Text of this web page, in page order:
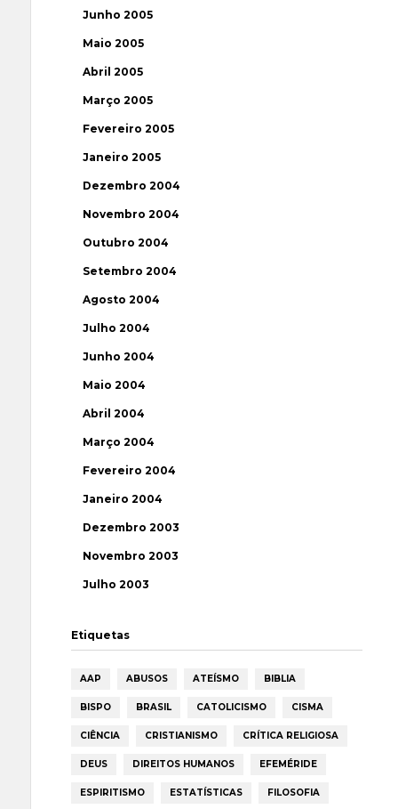
Junho 2005
Maio 2005
Abril 2005
Março 2005
Fevereiro 2005
Janeiro 2005
Dezembro 2004
Novembro 2004
Outubro 2004
Setembro 2004
Agosto 2004
Julho 2004
Junho 2004
Maio 2004
Abril 2004
Março 2004
Fevereiro 2004
Janeiro 2004
Dezembro 2003
Novembro 2003
Julho 2003
Etiquetas
AAP ABUSOS ATEÍSMO BIBLIA
BISPO BRASIL CATOLICISMO CISMA
CIÊNCIA CRISTIANISMO CRÍTICA RELIGIOSA
DEUS DIREITOS HUMANOS EFEMÉRIDE
ESPIRITISMO ESTATÍSTICAS FILOSOFIA